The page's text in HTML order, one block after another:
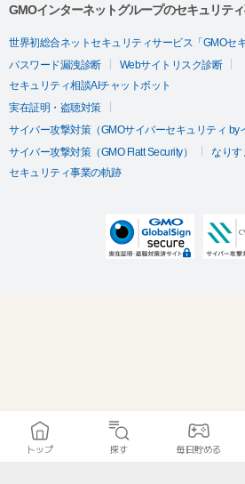
GMOインターネットグループのセキュリテ
世界初総合ネットセキュリティサービス「GMOセ
パスワード漏洩診断
Webサイトリスク診断
セキュリティ相談AIチャットボット
実在証明・盗聴対策
サイバー攻撃対策（GMOサイバーセキュリティ by
サイバー攻撃対策（GMO Flatt Security）
なりす
セキュリティ事業の軌跡
トップ 探す 毎日貯める